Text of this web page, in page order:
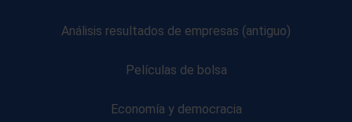
Análisis resultados de empresas (antiguo)
Películas de bolsa
Economía y democracia